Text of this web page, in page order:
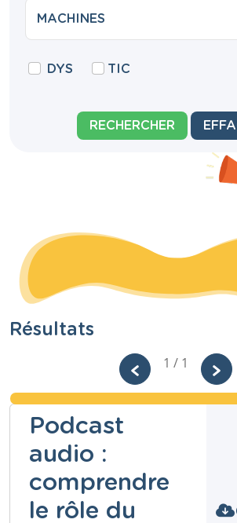
DYS TIC
RECHERCHER
Résultats
1 / 1
Podcast
audio :
comprendre
le rôle du